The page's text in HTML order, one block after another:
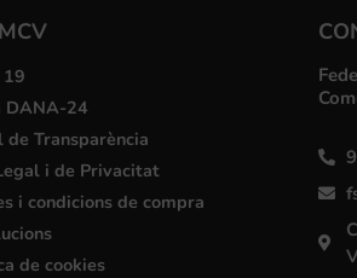
19
DANA-24
de Transparència
i de Privacitat
i condicions de compra
de cookies